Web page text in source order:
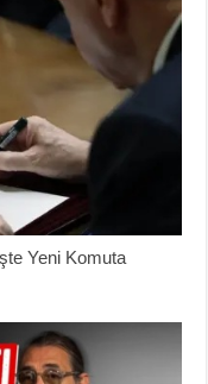
Yeni Komuta